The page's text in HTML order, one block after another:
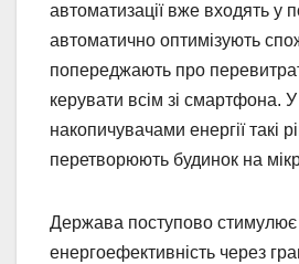
автоматизації вже входять у
автоматично оптимізують
попереджають про
керувати всім зі смартфона.
накопичувачами енергії такі
перетворюють будинок на
Держава поступово стимулює
енергоефективність через